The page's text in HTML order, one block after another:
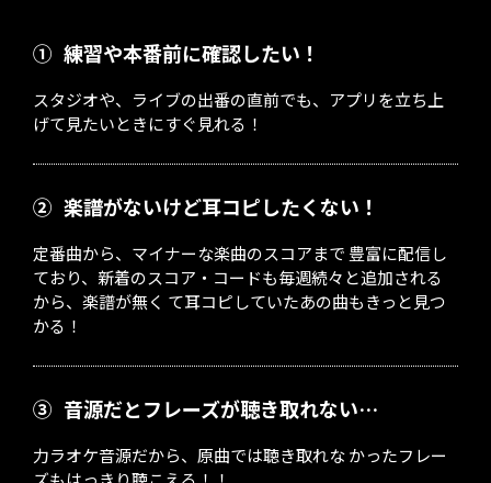
① 練習や本番前に確認したい！
スタジオや、ライブの出番の直前でも、アプリを立ち上
げて見たいときにすぐ見れる！
② 楽譜がないけど耳コピしたくない！
定番曲から、マイナーな楽曲のスコアまで 豊富に配信し
ており、新着のスコア・コードも毎週続々と追加される
から、楽譜が無く て耳コピしていたあの曲もきっと見つ
かる！
③ 音源だとフレーズが聴き取れない…
力ラオケ音源だから、原曲では聴き取れな かったフレー